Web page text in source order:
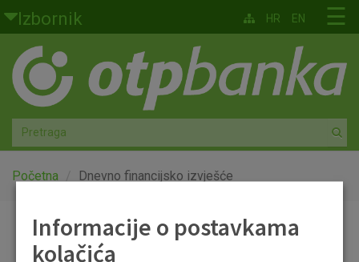
Skoči na glavni sadržaj
Izbornik
Građani
Privatno bankarstvo
Agro
Mala poduzeća i obrtnici
Globalna tržišta
☰
HR EN
Početna Dnevno financijsko izvješće
Dnevno financijsko
Informacije o postavkama
kolačića